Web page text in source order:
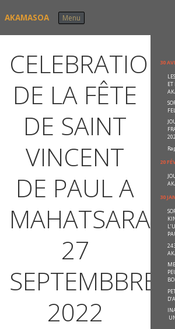
AKAMASOA Menu
CELEBRATION
DE LA FÊTE
DE SAINT
VINCENT
DE PAUL A
MAHATSARA
27
SEPTEMBBRE
2022
30
20
30